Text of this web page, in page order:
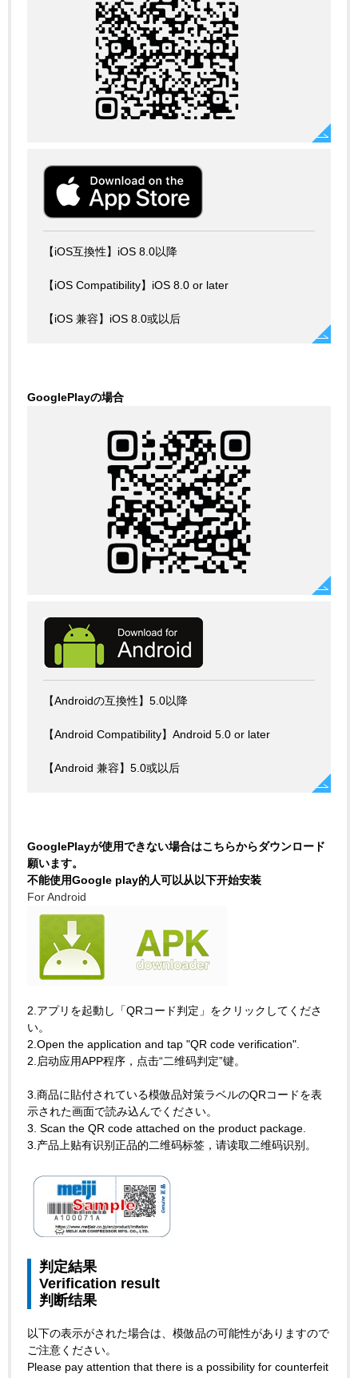
【iOS互換性】iOS 8.0以降
【iOS Compatibility】iOS 8.0 or later
【iOS 兼容】iOS 8.0或以后
GooglePlayの場合
【Androidの互換性】5.0以降
【Android Compatibility】Android 5.0 or later
【Android 兼容】5.0或以后
GooglePlayが使用できない場合はこちらからダウンロード
願います。
不能使用Google play的人可以从以下开始安装
For Android
2.アプリを起動し「QRコード判定」をクリックしてくださ
い。
2.Open the application and tap "QR code verification".
2.启动应用APP程序，点击“二维码判定”键。
3.商品に貼付されている模倣品対策ラベルのQRコードを表
示された画面で読み込んでください。
3. Scan the QR code attached on the product package.
3.产品上贴有识别正品的二维码标签，请读取二维码识别。
判定結果
Verification result
判断结果
以下の表示がされた場合は、模倣品の可能性がありますので
ご注意ください。
Please pay attention that there is a possibility for counterfeit